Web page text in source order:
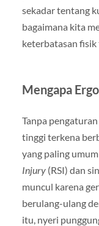
sekadar tentang
bagaimana kita
keterbatasan
Mengapa
Tanpa
tinggi terkena
yang paling
Injury(RSI) dan
muncul karena
berulang-ulang
itu, nyeri